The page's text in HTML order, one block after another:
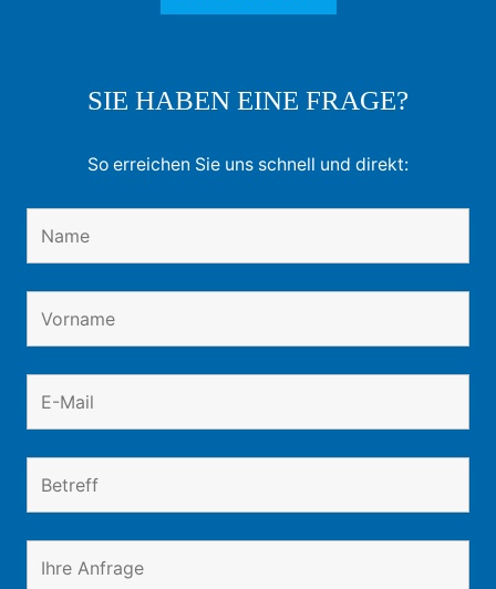
SIE HABEN EINE FRAGE?
So erreichen Sie uns schnell und direkt: